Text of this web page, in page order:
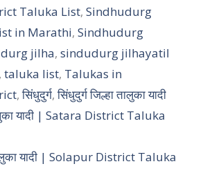
Taluka List, Sindhudurg
in Marathi, Sindhudurg
jilha, sindudurg jilhayatil
, taluka list, Talukas in
,सिंधुदुर्ग,सिंधुदुर्ग जिल्हा तालुका यादी
यादी | Satara District Taluka
यादी | Solapur District Taluka